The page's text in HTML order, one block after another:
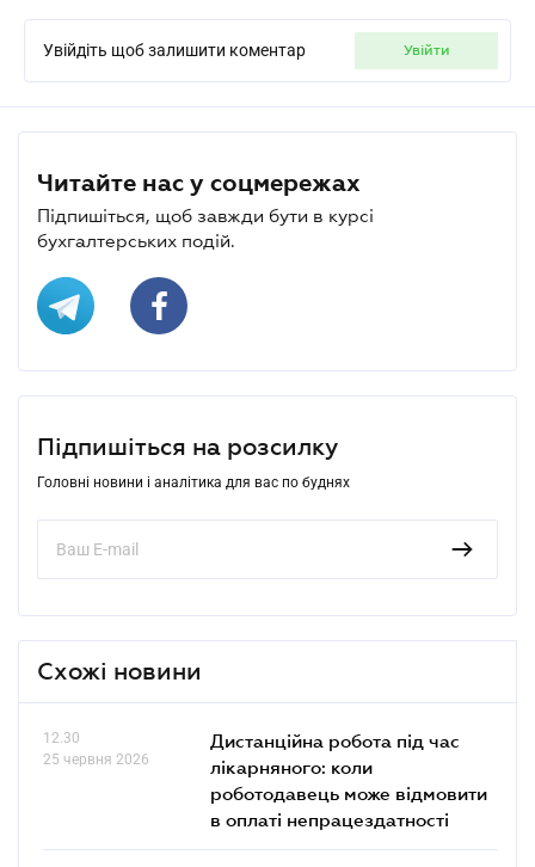
Увійдіть щоб залишити коментар увійти
Читайте нас у соцмережах
Підпишіться, щоб завжди бути в курсі
бухгалтерських подій.
Підпишіться на розсилку
Головні новини і аналітика для вас по буднях
Схожі новини
12.30
25 червня 2026
Дистанційна робота під час
лікарняного: коли
роботодавець може відмовити
в оплаті непрацездатності